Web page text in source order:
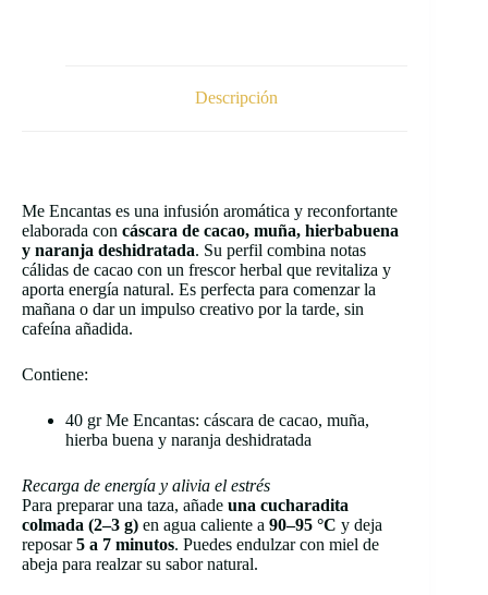
Descripción
Me Encantas es una infusión aromática y reconfortante
elaborada con cáscara de cacao, muña, hierbabuena
y naranja deshidratada. Su perfil combina notas
cálidas de cacao con un frescor herbal que revitaliza y
aporta energía natural. Es perfecta para comenzar la
mañana o dar un impulso creativo por la tarde, sin
cafeína añadida.
Contiene:
40 gr Me Encantas: cáscara de cacao, muña,
hierba buena y naranja deshidratada
Recarga de energía y alivia el estrés
Para preparar una taza, añade una cucharadita
colmada (2–3 g) en agua caliente a 90–95 °C y deja
reposar5 a 7 minutos. Puedes endulzar con miel de
abeja para realzar su sabor natural.